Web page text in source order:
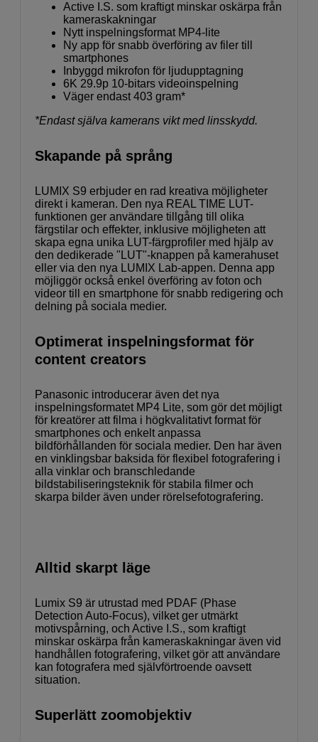
Active I.S. som kraftigt minskar oskärpa från
kameraskakningar
Nytt inspelningsformat MP4-lite
Ny app för snabb överföring av filer till
smartphones
Inbyggd mikrofon för ljudupptagning
6K 29.9p 10-bitars videoinspelning
Väger endast 403 gram*
*Endast själva kamerans vikt med linsskydd.
Skapande på språng
LUMIX S9 erbjuder en rad kreativa möjligheter
direkt i kameran. Den nya REAL TIME LUT-
funktionen ger användare tillgång till olika
färgstilar och effekter, inklusive möjligheten att
skapa egna unika LUT-färgprofiler med hjälp av
den dedikerade "LUT"-knappen på kamerahuset
eller via den nya LUMIX Lab-appen. Denna app
möjliggör också enkel överföring av foton och
videor till en smartphone för snabb redigering och
delning på sociala medier.
Optimerat inspelningsformat för
content creators
Panasonic introducerar även det nya
inspelningsformatet MP4 Lite, som gör det möjligt
för kreatörer att filma i högkvalitativt format för
smartphones och enkelt anpassa
bildförhållanden för sociala medier. Den har även
en vinklingsbar baksida för flexibel fotografering i
alla vinklar och branschledande
bildstabiliseringsteknik för stabila filmer och
skarpa bilder även under rörelsefotografering.
Alltid skarpt läge
Lumix S9 är utrustad med PDAF (Phase
Detection Auto-Focus), vilket ger utmärkt
motivspårning, och Active I.S., som kraftigt
minskar oskärpa från kameraskakningar även vid
handhållen fotografering, vilket gör att användare
kan fotografera med självförtroende oavsett
situation.
Superlätt zoomobjektiv